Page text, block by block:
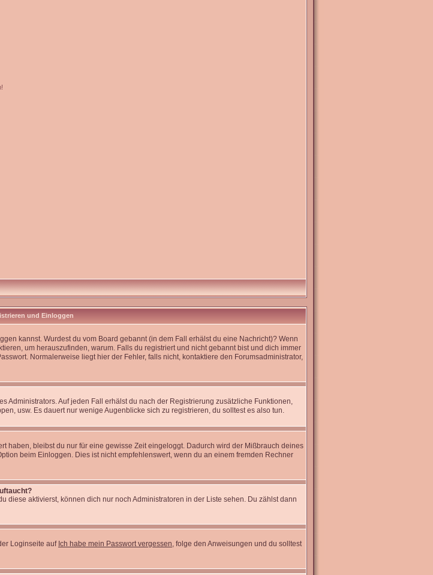
und Einloggen
kannst. Wurdest du vom Board gebannt (in dem Fall erhälst du eine Nachricht)? Wenn
um herauszufinden, warum. Falls du registriert und nicht gebannt bist und dich immer
Normalerweise liegt hier der Fehler, falls nicht, kontaktiere den Forumsadministrator,
Administrators. Auf jeden Fall erhälst du nach der Registrierung zusätzliche Funktionen,
usw. Es dauert nur wenige Augenblicke sich zu registrieren, du solltest es also tun.
haben, bleibst du nur für eine gewisse Zeit eingeloggt. Dadurch wird der Mißbrauch deines
beim Einloggen. Dies ist nicht empfehlenswert, wenn du an einem fremden Rechner
diese aktivierst, können dich nur noch Administratoren in der Liste sehen. Du zählst dann
Loginseite auf Ich habe mein Passwort vergessen, folge den Anweisungen und du solltest